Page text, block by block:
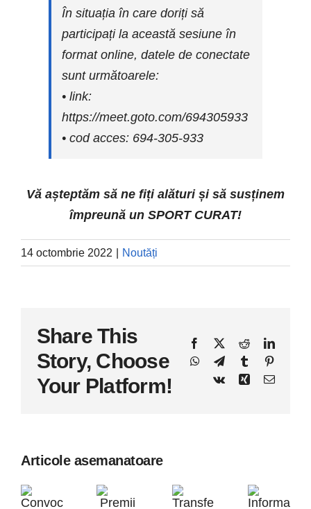
În situația în care doriți să
participați la această sesiune în
format online, datele de conectate
sunt următoarele:
• link:
https://meet.goto.com/694305933
• cod acces: 694-305-933
Vă așteptăm să ne fiți alături și să susținem
împreună un SPORT CURAT!
14 octombrie 2022 Noutăți
Share This
Story, Choose
Your Platform!
Facebook
X Reddit
WhatsApp
TelegramTumblrPinterest
Vk
Xing E-
Articole asemanatoare